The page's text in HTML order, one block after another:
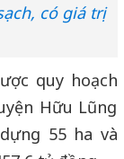
có giá trị
quy hoạch
Hữu Lũng
55 ha và